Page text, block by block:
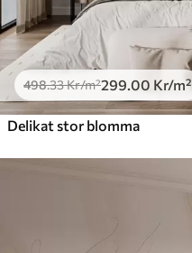
498.33Kr/m²299 .00 Kr/m²
Delikat stor blomma